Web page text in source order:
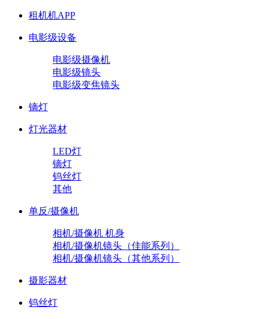
租机机APP
电影级设备
电影级摄像机
电影级镜头
电影级变焦镜头
镝灯
灯光器材
LED灯
镝灯
钨丝灯
其他
单反/摄像机
相机/摄像机 机身
相机/摄像机镜头（佳能系列）
相机/摄像机镜头（其他系列）
摄影器材
钨丝灯